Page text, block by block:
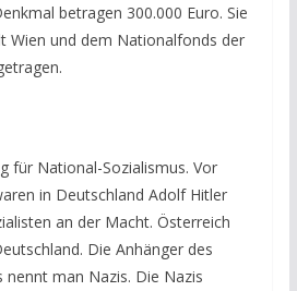
betragen 300.000 Euro. Sie
Wien und dem Nationalfonds der
für National-Sozialismus. Vor
in Deutschland Adolf Hitler
an der Macht. Österreich
Die Anhänger des
nennt man Nazis. Die Nazis